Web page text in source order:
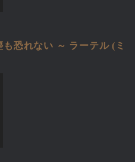
恐れない ～ ラーテル (ミ